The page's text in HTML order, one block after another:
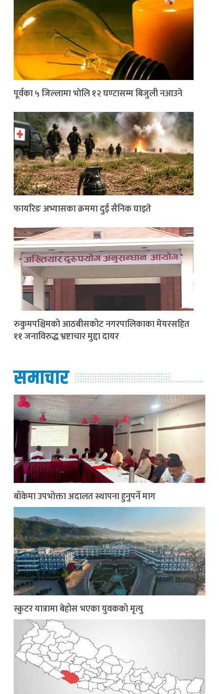
पूर्वका ५ जिल्लामा भाेलि १२ घण्टासम्म बिजुली नआउने
फायरिङ अभ्यासका क्रममा दुई सैनिक घाइते
रुकुमपश्चिमको आठबीसकोट नगरपालिकाका मेयरसहित
११ जनाविरुद्ध भ्रष्टाचार मुद्दा दायर
समाचार
बाँकेमा उपभोक्ता अदालत स्थापना हुनुपर्ने माग
स्कुटर यात्रामा बेहोस भएका युवकको मृत्यु